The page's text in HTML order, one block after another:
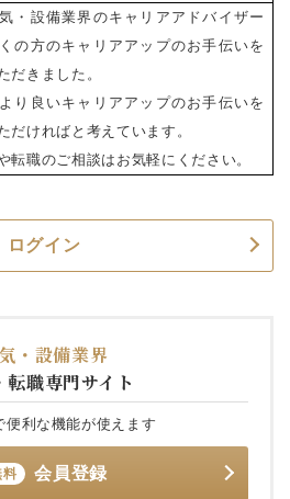
・設備業界のキャリアアドバイザー
の方のキャリアアップのお手伝いを
だきました。
り良いキャリアアップのお手伝いを
だければと考えています。
転職のご相談はお気軽にください。
ログイン
・設備業界
転職専門サイト
便利な機能が使えます
料 会員登録